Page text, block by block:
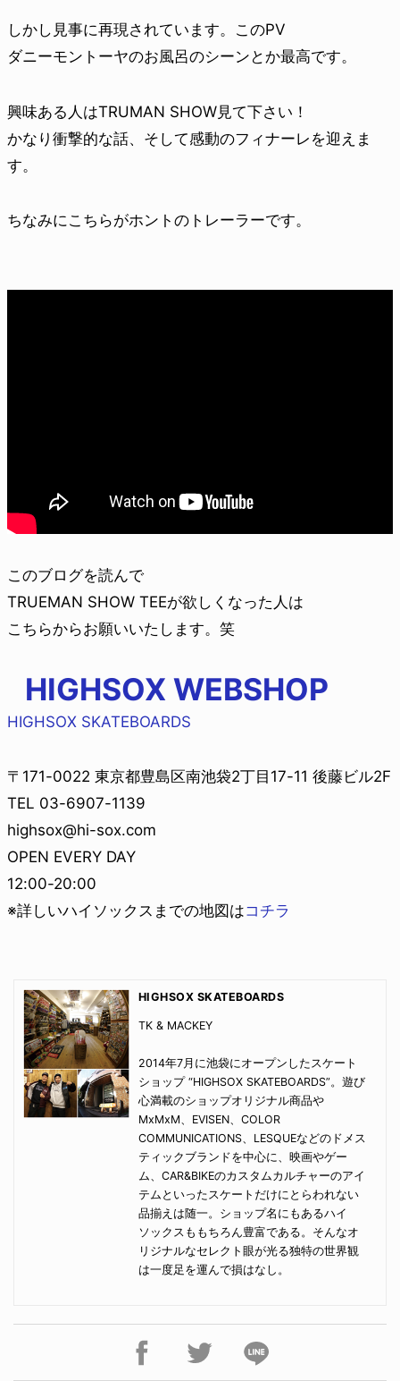
しかし見事に再現されています。このPV
ダニーモントーヤのお風呂のシーンとか最高です。
興味ある人はTRUMAN SHOW見て下さい！
かなり衝撃的な話、そして感動のフィナーレを迎えま
す。
ちなみにこちらがホントのトレーラーです。
このブログを読んで
TRUEMAN SHOW TEEが欲しくなった人は
こちらからお願いいたします。笑
HIGHSOX WEBSHOP
HIGHSOX SKATEBOARDS
〒171-0022 東京都豊島区南池袋2丁目17-11 後藤ビル2F
TEL 03-6907-1139
highsox@hi-sox.com
OPEN EVERY DAY
12:00-20:00
※詳しいハイソックスまでの地図はコチラ
HIGHSOX SKATEBOARDS
TK & MACKEY
2014年7月に池袋にオープンしたスケート
ショップ “HIGHSOX SKATEBOARDS”。遊び
心満載のショップオリジナル商品や
MxMxM、EVISEN、COLOR
COMMUNICATIONS、LESQUEなどのドメス
ティックブランドを中心に、映画やゲー
ム、CAR&BIKEのカスタムカルチャーのアイ
テムといったスケートだけにとらわれない
品揃えは随一。ショップ名にもあるハイ
ソックスももちろん豊富である。そんなオ
リジナルなセレクト眼が光る独特の世界観
は一度足を運んで損はなし。